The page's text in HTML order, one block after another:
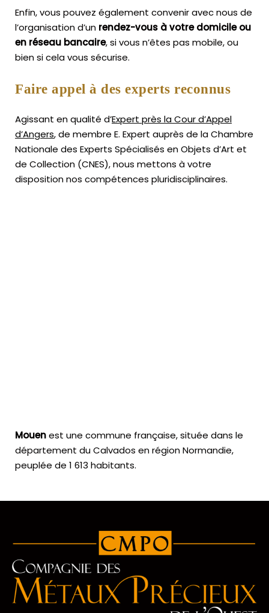
Enfin, vous pouvez également convenir avec nous de
l’organisation d’un rendez-vous à votre domicile ou
en réseau bancaire, si vous n’êtes pas mobile, ou
bien si cela vous sécurise.
Faire appel à des experts reconnus
Agissant en qualité d’Expert près la Cour d’Appel
d’Angers, de membre E. Expert auprès de laChambre
Nationale des Experts Spécialisés en Objets d’Art et
de Collection (CNES),nous mettons à votre
disposition nos compétences pluridisciplinaires.
Mouenest une commune française, située dans le
département du Calvados en région Normandie,
peuplée de 1 613 habitants.